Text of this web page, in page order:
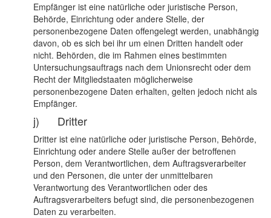
Empfänger ist eine natürliche oder juristische Person,
Behörde, Einrichtung oder andere Stelle, der
personenbezogene Daten offengelegt werden, unabhängig
davon, ob es sich bei ihr um einen Dritten handelt oder
nicht. Behörden, die im Rahmen eines bestimmten
Untersuchungsauftrags nach dem Unionsrecht oder dem
Recht der Mitgliedstaaten möglicherweise
personenbezogene Daten erhalten, gelten jedoch nicht als
Empfänger.
j) Dritter
Dritter ist eine natürliche oder juristische Person, Behörde,
Einrichtung oder andere Stelle außer der betroffenen
Person, dem Verantwortlichen, dem Auftragsverarbeiter
und den Personen, die unter der unmittelbaren
Verantwortung des Verantwortlichen oder des
Auftragsverarbeiters befugt sind, die personenbezogenen
Daten zu verarbeiten.